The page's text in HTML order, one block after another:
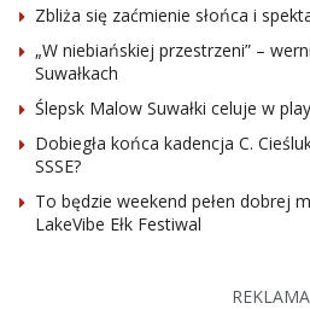
Zbliża się zaćmienie słońca i
„W niebiańskiej przestrzeni” –
Suwałkach
Ślepsk Malow Suwałki celuje w
Dobiegła końca kadencja C.
SSSE?
To będzie weekend pełen dobrej
LakeVibe Ełk Festiwal
REKLAMA